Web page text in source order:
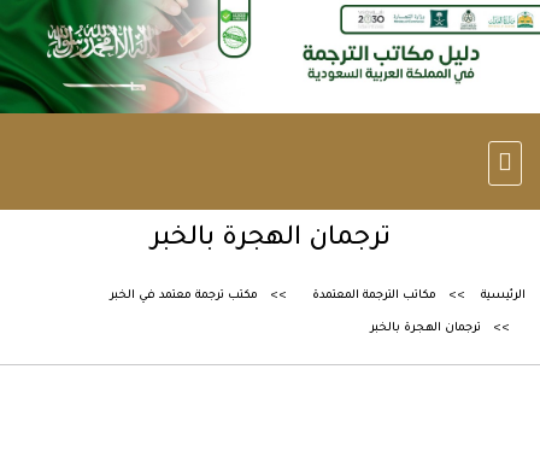
ترجمان الهجرة بالخبر
الرئيسية مكاتب الترجمة المعتمدة مكتب ترجمة معتمد في الخبر
ترجمان الهجرة بالخبر